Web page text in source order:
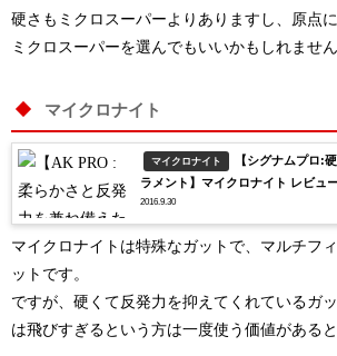
硬さもミクロスーパーよりありますし、原点
ミクロスーパーを選んでもいいかもしれません
マイクロナイト
マイクロナイト
【シグナムプロ:
ラメント】マイクロナイト レビュ
2016.9.30
マイクロナイトは特殊なガットで、マルチフ
ットです。
ですが、硬くて反発力を抑えてくれているガ
は飛びすぎるという方は一度使う価値があると